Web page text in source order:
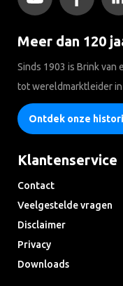
Meer dan 120
Sinds 1903 is Brink van
tot wereldmarktleider
Ontdek onze
Klantenservice
Contact
Veelgestelde vragen
Disclaimer
Privacy
Downloads